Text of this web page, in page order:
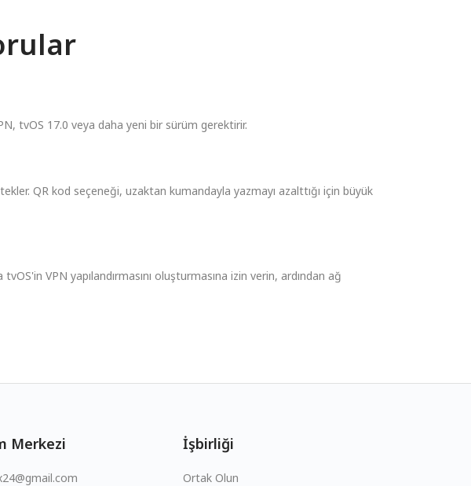
tvOS 17.0 veya daha yeni bir sürüm gerektirir.
QR kod seçeneği, uzaktan kumandayla yazmayı azalttığı için büyük
VPN yapılandırmasını oluşturmasına izin verin, ardından ağ
Merkezi İşbirliği
Ortak Olun